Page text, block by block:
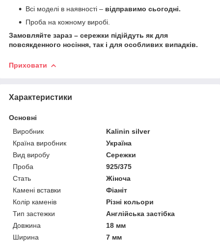
Всі моделі в наявності – відправимо сьогодні.
Проба на кожному виробі.
Замовляйте зараз – сережки підійдуть як для
повсякденного носіння, так і для особливих випадків.
Приховати
Характеристики
Основні
Виробник
Kalinin silver
Країна виробник
Україна
Вид виробу
Сережки
Проба
925/375
Стать
Жіноча
Камені вставки
Фіаніт
Колір каменів
Різні кольори
Тип застежки
Англійська застібка
Довжина
18 мм
Ширина
7 мм